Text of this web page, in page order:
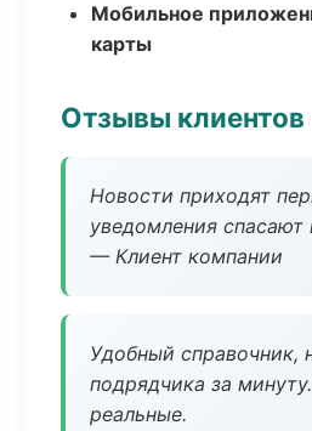
Мобильное
карты
Отзывы клиентов
Новости приходят
уведомления спасают
— Клиент компании
Удобный справочник,
подрядчика за
реальные.